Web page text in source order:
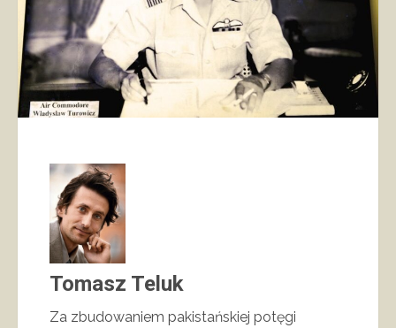
Tomasz Teluk
Za zbudowaniem pakistańskiej potęgi